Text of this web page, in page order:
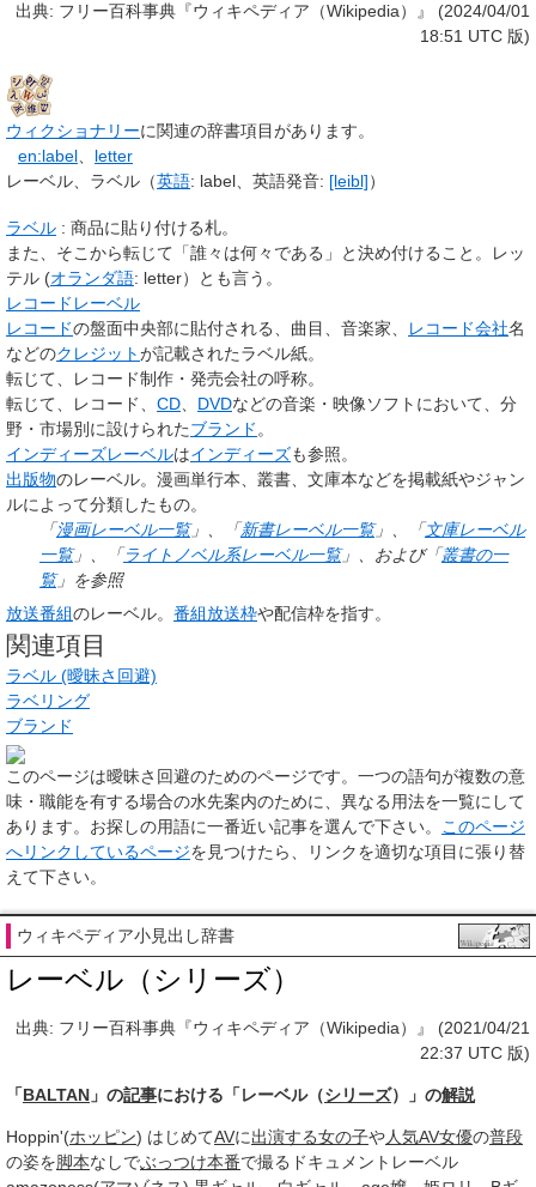
出典: フリー百科事典『ウィキペディア（Wikipedia）』 (2024/04/01
18:51 UTC 版)
ウィクショナリーに関連の辞書項目があります。
en:label
letter
レーベル
ラベル （英語: label 英語発音: [leibl]）
ラベル : 商品に貼り付ける札。
また、そこから転じて「誰々は何々である」と決め付けること。
レッ
テル (オランダ語: letter）とも言う。
レコードレーベル
レコードの盤面中央部に貼付される、曲目、音楽家、 レコード会社名
などのクレジットが記載されたラベル紙。
転じて、レコード制作・発売会社の呼称。
転じて、レコード、 CD、 DVDなどの音楽・映像ソフトにおいて、分
野・市場別に設けられたブランド。
インディーズレーベルはインディーズも参照。
出版物のレーベル。漫画単行本、叢書、文庫本などを掲載紙やジャン
ルによって分類したもの。
「漫画レーベル一覧」、「新書レーベル一覧」、「文庫レーベル
一覧」、「ライトノベル系レーベル一覧」、および「叢書の一
覧」を参照
放送番組のレーベル。 番組放送枠や配信枠を指す。
関連項目
ラベル (曖昧さ回避)
ラベリング
ブランド
このページは曖昧さ回避のためのページです。一つの語句が複数の意
味・職能を有する場合の水先案内のために、異なる用法を一覧にして
あります。お探しの用語に一番近い記事を選んで下さい。 このページ
へリンクしているページを見つけたら、リンクを適切な項目に張り替
えて下さい。
ウィキペディア小見出し辞書
レーベル（シリーズ）
出典: フリー百科事典『ウィキペディア（Wikipedia）』 (2021/04/21
22:37 UTC 版)
「BALTAN 」の記事における「レーベル（シリーズ）」の解説
Hoppin'(ホッピン) はじめてAVに出演する女の子や人気AV女優の普段
の姿を脚本なしでぶっつけ本番で撮るドキュメントレーベル